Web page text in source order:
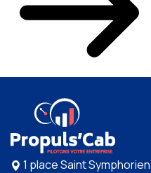
1 place Saint Symphorien